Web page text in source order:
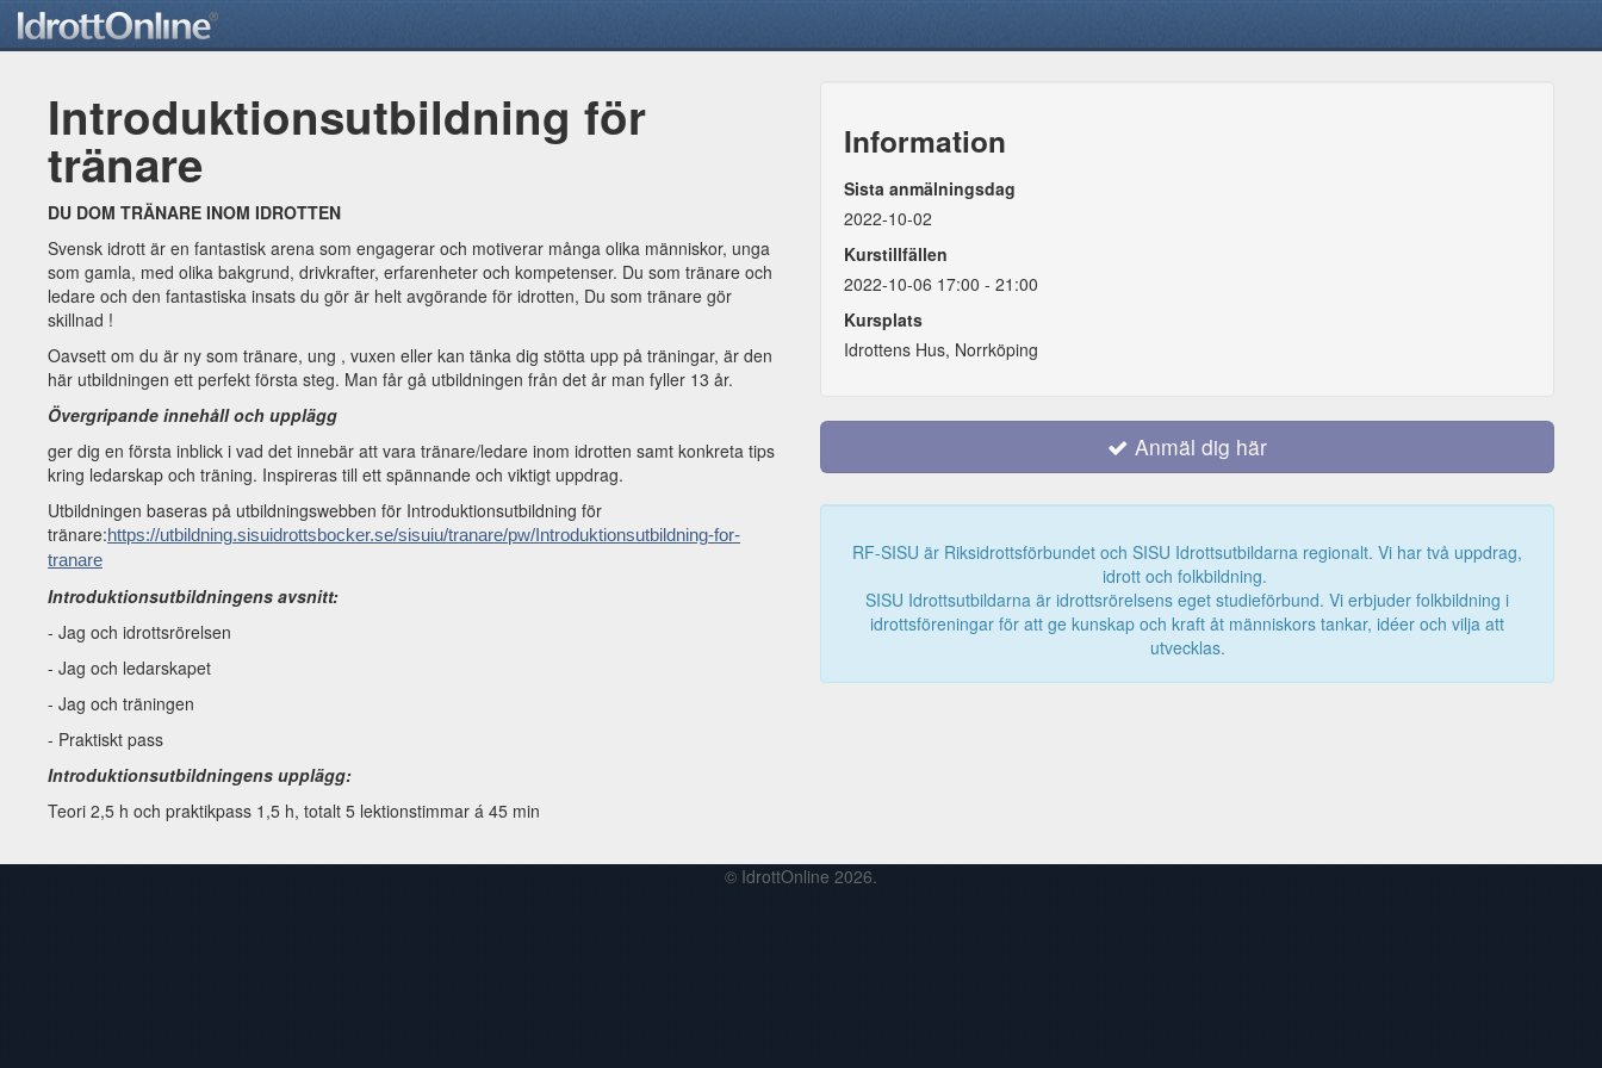
Introduktionsutbildning för
tränare
DU DOM TRÄNARE INOM IDROTTEN
Svensk idrott är en fantastisk arena som engagerar och motiverar många olika människor, unga
som gamla, med olika bakgrund, drivkrafter, erfarenheter och kompetenser. Du som tränare och
ledare och den fantastiska insats du gör är helt avgörande för idrotten, Du som tränare gör
skillnad !
Oavsett om du är ny som tränare, ung , vuxen eller kan tänka dig stötta upp på träningar, är den
här utbildningen ett perfekt första steg. Man får gå utbildningen från det år man fyller 13 år.
Övergripande innehåll och upplägg
ger dig en första inblick i vad det innebär att vara tränare/ledare inom idrotten samt konkreta tips
kring ledarskap och träning. Inspireras till ett spännande och viktigt uppdrag.
Utbildningen baseras på utbildningswebben för Introduktionsutbildning för
tränare:https://utbildning.sisuidrottsbocker.se/sisuiu/tranare/pw/Introduktionsutbildning-for-
tranare
Introduktionsutbildningens avsnitt:
- Jag och idrottsrörelsen
- Jag och ledarskapet
- Jag och träningen
- Praktiskt pass
Introduktionsutbildningens upplägg:
Teori 2,5 h och praktikpass 1,5 h, totalt 5 lektionstimmar á 45 min
Information
Sista anmälningsdag
2022-10-02
Kurstillfällen
2022-10-06 17:00 - 21:00
Kursplats
Idrottens Hus, Norrköping
Anmäl dig här
RF-SISU är Riksidrottsförbundet och SISU Idrottsutbildarna regionalt. Vi har två uppdrag,
idrott och folkbildning.
SISU Idrottsutbildarna är idrottsrörelsens eget studieförbund. Vi erbjuder folkbildning i
idrottsföreningar för att ge kunskap och kraft åt människors tankar, idéer och vilja att
utvecklas.
© IdrottOnline 2026.